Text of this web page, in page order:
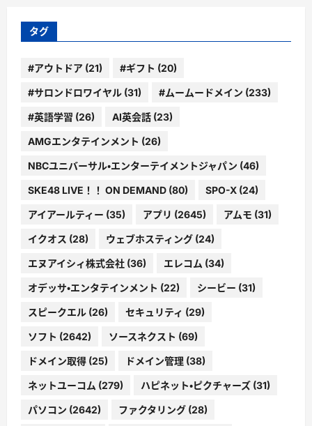
ー
タグ
#アウトドア (21) #ギフト (20)
#サロンドロワイヤル (31) #ムームードメイン (233)
#英語学習 (26) AI英会話 (23)
AMGエンタテインメント (26)
NBCユニバーサル・エンターテイメントジャパン (46)
SKE48 LIVE！！ ON DEMAND (80) SPO-X (24)
アイアールティー (35) アプリ (2645) アムモ (31)
イクオス (28) ウェブホスティング (24)
エヌアイシィ株式会社 (36) エレコム (34)
オデッサ・エンタテインメント (22) シービー (31)
スピークエル (26) セキュリティ (29)
ソフト (2642) ソースネクスト (69)
ドメイン取得 (25) ドメイン管理 (38)
ネットユーコム (279) ハピネット・ピクチャーズ (31)
パソコン (2642) ファクタリング (28)